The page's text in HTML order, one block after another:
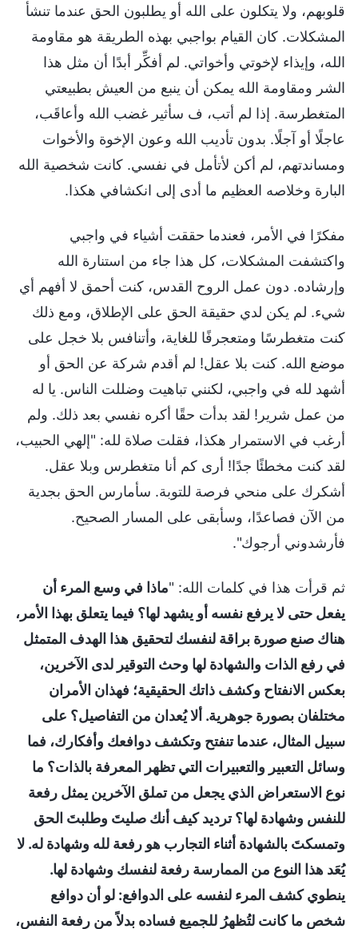
قلوبهم، ولا يتكلون على الله أو يطلبون الحق عندما تنشأ
المشكلات. كان القيام بواجبي بهذه الطريقة هو مقاومة
الله، وإيذاء لإخوتي وأخواتي. لم أفكِّر أبدًا أن مثل هذا
الشر ومقاومة الله يمكن أن ينبع من العيش بطبيعتي
المتغطرسة. إذا لم أتب، ف سأثير غضب الله وأعاقَب،
عاجلًا أو آجلًا. بدون تأديب الله وعون الإخوة والأخوات
ومساندتهم، لم أكن لأتأمل في نفسي. كانت شخصية الله
البارة وخلاصه العظيم ما أدى إلى انكشافي هكذا.
مفكرًا في الأمر، فعندما حققت أشياء في واجبي
واكتشفت المشكلات، كل هذا جاء من استنارة الله
وإرشاده. دون عمل الروح القدس، كنت أحمق لا أفهم أي
شيء. لم يكن لدي حقيقة الحق على الإطلاق، ومع ذلك
كنت متغطرسًا ومتعجرفًا للغاية، وأتنافس بلا خجل على
موضع الله. كنت بلا عقل! لم أقدم شركة عن الحق أو
أشهد لله في واجبي، لكنني تباهيت وضللت الناس. يا له
من عمل شرير! لقد بدأت حقًا أكره نفسي بعد ذلك. ولم
أرغب في الاستمرار هكذا، فقلت صلاة لله: "إلهي الحبيب،
لقد كنت مخطئًا جدًا! أرى كم أنا متغطرس وبلا عقل.
أشكرك على منحي فرصة للتوبة. سأمارس الحق بجدية
من الآن فصاعدًا، وسأبقى على المسار الصحيح.
فأرشدوني أرجوك".
ثم قرأت هذا في كلمات الله: "ماذا في وسع المرء أن
يفعل حتى لا يرفع نفسه أو يشهد لها؟ فيما يتعلق بهذا الأمر،
هناك صنع صورة براقة لنفسك لتحقيق هذا الهدف المتمثل
في رفع الذات والشهادة لها وحث التوقير لدى الآخرين،
بعكس الانفتاح وكشف ذاتك الحقيقية؛ فهذان الأمران
مختلفان بصورة جوهرية. ألا يُعدان من التفاصيل؟ على
سبيل المثال، عندما تنفتح وتكشف دوافعك وأفكارك، فما
وسائل التعبير والتعبيرات التي تظهر المعرفة بالذات؟ ما
نوع الاستعراض الذي يجعل من تملق الآخرين يمثل رفعة
للنفس وشهادة لها؟ ترديد كيف أنك صليتَ وطلبتَ الحق
وتمسكتَ بالشهادة أثناء التجارب هو رفعة لله وشهادة له. لا
يُعَد هذا النوع من الممارسة رفعة لنفسك وشهادة لها.
ينطوي كشف المرء لنفسه على الدوافع: لو أن دوافع
شخص ما كانت لتُظهِرُ للجميع فساده بدلاً من رفعة النفس،